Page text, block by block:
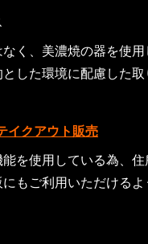
なく、美濃焼の器を使
とした環境に配慮した取
イクアウト販売
を使用している為、住
もご利用いただけるよ